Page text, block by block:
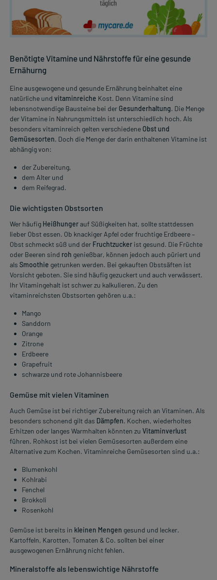
Benötigte Vitamine und Nährstoffe für eine gesunde
Ernähurng
Eine ausgewogene und gesunde Ernährung beinhaltet eine
natürliche und vitaminreiche Kost. Denn Vitamine sind
lebensnotwendige Bausteine bei der Gesunderhaltung. Die Menge
der Vitamine in Nahrungsmitteln ist unterschiedlich hoch. Als
besonders vitaminreich gelten verschiedene Obst und
Gemüsesorten. Doch die Menge der darin enthaltenen Vitamine ist
abhängig von:
der Zubereitung,
dem Alter und
dem Reifegrad.
Die wichtigsten Obstsorten
Wer häufig Heißhungerauf Süßigkeiten hat, sollte stattdessen
lieber Obst essen. Ob knackiger Apfel oder fruchtige Erdbeere –
Obst schmeckt süß und der Fruchtzucker ist gesund. Die Früchte
oder Beeren sind roh genießbar, können jedoch auch püriert und
als Smoothie getrunken werden. Bei gekauften Obstsäften ist
Vorsicht geboten. Sie sind häufig gezuckert und auch verwässert.
Ihr Vitamingehalt ist schwer zu kalkulieren. Zu den
vitaminreichsten Obstsorten gehören u.a.:
Mango
Sanddorn
Orange
Zitrone
Erdbeere
Grapefruit
schwarze und rote Johannisbeere
Gemüse mit vielen Vitaminen
Auch Gemüse ist bei richtiger Zubereitung reich an Vitaminen. Als
besonders schonend gilt das Dämpfen. Kochen, wiederholtes
Erhitzen oder langes Warmhalten könnten zu Vitaminverlust
führen. Rohkost ist bei vielen Gemüsesorten außerdem eine
Alternative zum Kochen. Vitaminreiche Gemüsesorten sind u.a.:
Blumenkohl
Kohlrabi
Fenchel
Brokkoli
Rosenkohl
Gemüse ist bereits in kleinen Mengen gesund und lecker.
Kartoffeln, Karotten, Tomaten & Co. sollten bei einer
ausgewogenen Ernährung nicht fehlen.
Mineralstoffe als lebenswichtige Nährstoffe